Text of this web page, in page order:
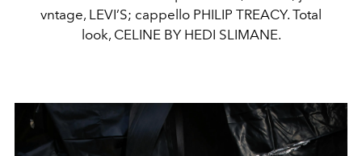
vntage, LEVI’S; cappello PHILIP TREACY. Total
look, CELINE BY HEDI SLIMANE.